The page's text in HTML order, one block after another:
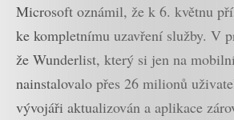
Microsoft oznámil, že k 6. květnu
ke kompletnímu uzavření služby. V
že Wunderlist, který si jen na
nainstalovalo přes 26 milionů
vývojáři aktualizován a aplikace